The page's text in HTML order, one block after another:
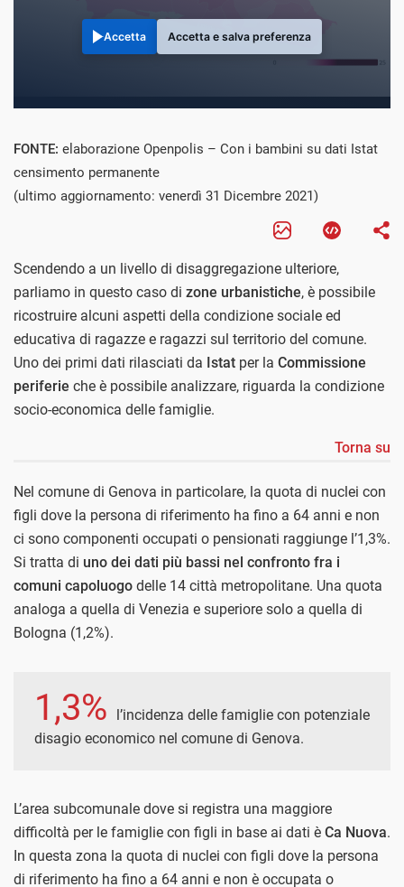
Accetta Accetta e salva preferenza
FONTE: elaborazione Openpolis – Con i bambini su dati Istat
censimento permanente
(ultimo aggiornamento: venerdì 31 Dicembre 2021)
Scendendo a un livello di disaggregazione ulteriore,
parliamo in questo caso di zone urbanistiche, è possibile
ricostruire alcuni aspetti della condizione sociale ed
educativa di ragazze e ragazzi sul territorio del comune.
Uno dei primi dati rilasciati da Istat per la Commissione
periferie che è possibile analizzare, riguarda la condizione
socio-economica delle famiglie.
Torna su
Nel comune di Genova in particolare, la quota di nuclei con
figli dove la persona di riferimento ha fino a 64 anni e non
ci sono componenti occupati o pensionati raggiunge l’1,3%.
Si tratta di uno dei dati più bassi nel confronto fra i
comuni capoluogo delle 14 città metropolitane. Una quota
analoga a quella di Venezia e superiore solo a quella di
Bologna (1,2%).
1,3%
l’incidenza delle famiglie con potenziale
disagio economico nel comune di Genova.
L’area subcomunale dove si registra una maggiore
difficoltà per le famiglie con figli in base ai dati è Ca Nuova.
In questa zona la quota di nuclei con figli dove la persona
di riferimento ha fino a 64 anni e non è occupata o